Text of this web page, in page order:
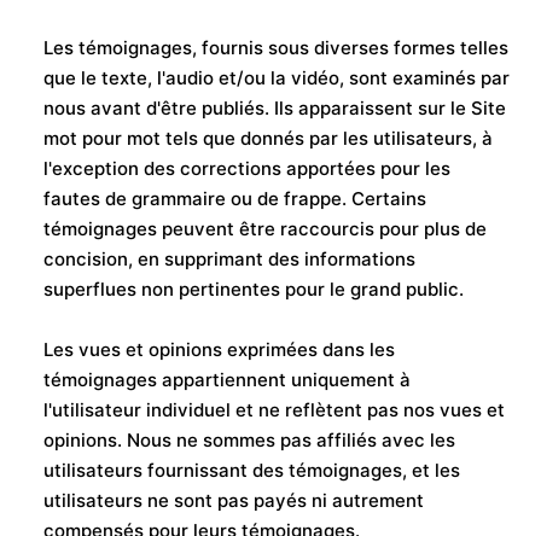
Les témoignages, fournis sous diverses formes telles
que le texte, l'audio et/ou la vidéo, sont examinés par
nous avant d'être publiés. Ils apparaissent sur le Site
mot pour mot tels que donnés par les utilisateurs, à
l'exception des corrections apportées pour les
fautes de grammaire ou de frappe. Certains
témoignages peuvent être raccourcis pour plus de
concision, en supprimant des informations
superflues non pertinentes pour le grand public.
Les vues et opinions exprimées dans les
témoignages appartiennent uniquement à
l'utilisateur individuel et ne reflètent pas nos vues et
opinions. Nous ne sommes pas affiliés avec les
utilisateurs fournissant des témoignages, et les
utilisateurs ne sont pas payés ni autrement
compensés pour leurs témoignages.